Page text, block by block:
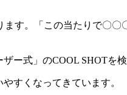
す。「この当たりで〇
ー式」のCOOL SHOTを
すくなってきています。